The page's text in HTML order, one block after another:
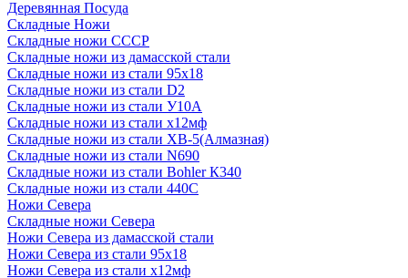
Деревянная Посуда
Складные Ножи
Cкладные ножи СССР
Складные ножи из дамасской стали
Складные ножи из стали 95х18
Складные ножи из стали D2
Складные ножи из стали У10А
Складные ножи из стали х12мф
Складные ножи из стали ХВ-5(Алмазная)
Складные ножи из стали N690
Складные ножи из стали Bohler К340
Складные ножи из стали 440С
Ножи Севера
Складные ножи Севера
Ножи Севера из дамасской стали
Ножи Севера из стали 95х18
Ножи Севера из стали х12мф